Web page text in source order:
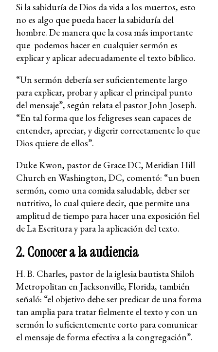
Si la sabiduría de Dios da vida a los muertos, esto
no es algo que pueda hacer la sabiduría del
hombre. De manera que la cosa más importante
que podemos hacer en cualquier sermón es
explicar y aplicar adecuadamente el texto bíblico.
“Un sermón debería ser suficientemente largo
para explicar, probar y aplicar el principal punto
del mensaje”, según relata el pastor John Joseph.
“En tal forma que los feligreses sean capaces de
entender, apreciar, y digerir correctamente lo que
Dios quiere de ellos”.
Duke Kwon, pastor de Grace DC, Meridian Hill
Church en Washington, DC, comentó: “un buen
sermón, como una comida saludable, deber ser
nutritivo, lo cual quiere decir, que permite una
amplitud de tiempo para hacer una exposición fiel
de La Escritura y para la aplicación del texto.
2. Conocer a la audiencia
H. B. Charles, pastor de la iglesia bautista Shiloh
Metropolitan en Jacksonville, Florida, también
señaló: “el objetivo debe ser predicar de una forma
tan amplia para tratar fielmente el texto y con un
sermón lo suficientemente corto para comunicar
el mensaje de forma efectiva a la congregación”.